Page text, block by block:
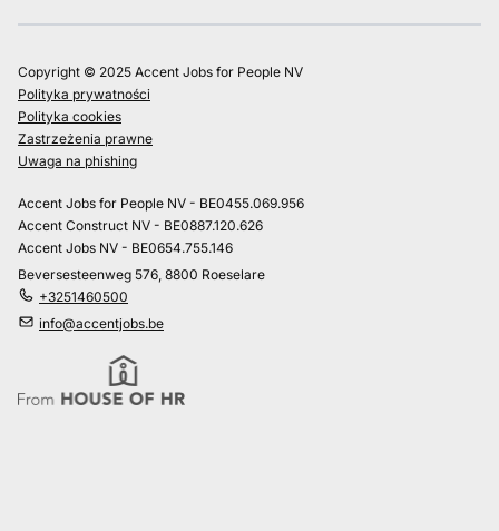
Copyright © 2025 Accent Jobs for People NV
Polityka prywatności
Polityka cookies
Zastrzeżenia prawne
Uwaga na phishing
Accent Jobs for People NV - BE0455.069.956
Accent Construct NV - BE0887.120.626
Accent Jobs NV - BE0654.755.146
Beversesteenweg 576, 8800 Roeselare
+3251460500
info@accentjobs.be